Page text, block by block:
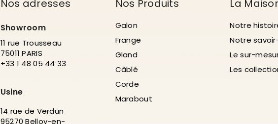
Nos adresses
Showroom
11 rue Trousseau
75011 PARIS
+33 1 48 05 44 33
Usine
14 rue de Verdun
95270 Belloy-en-
Nos Produits
Galon
Frange
Gland
Câblé
Corde
Marabout
La
Notre
Notre
Le sur-
Les